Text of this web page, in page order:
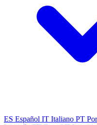
ES Español IT Italiano PT